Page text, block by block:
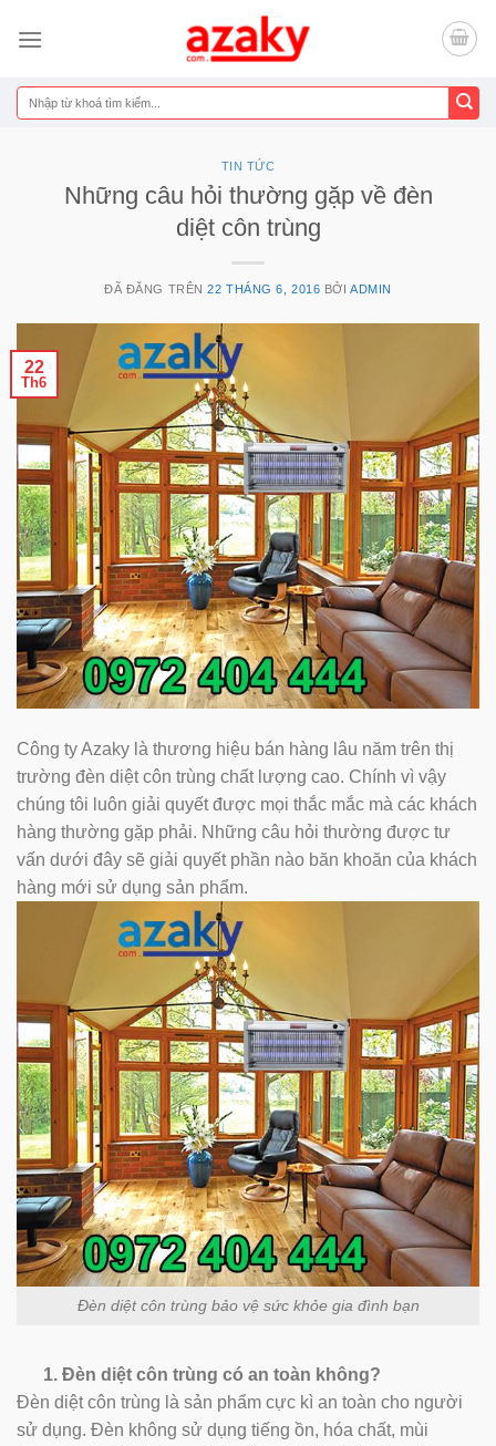
đến
dung
Tìm
kiếm:
TIN TỨC
Những câu hỏi thường gặp về đèn
diệt côn trùng
ĐÃ ĐĂNG TRÊN22 THÁNG 6, 2016 BỞIADMIN
22
Th6
Công ty Azaky là thương hiệu bán hàng lâu năm trên thị
trường đèn diệt côn trùng chất lượng cao. Chính vì vậy
chúng tôi luôn giải quyết được mọi thắc mắc mà các khách
hàng thường gặp phải. Những câu hỏi thường được tư
vấn dưới đây sẽ giải quyết phần nào băn khoăn của khách
hàng mới sử dụng sản phẩm.
Đèn diệt côn trùng bảo vệ sức khỏe gia đình bạn
1. Đèn diệt côn trùng có an toàn không?
Đèn diệt côn trùng là sản phẩm cực kì an toàn cho người
sử dụng. Đèn không sử dụng tiếng ồn, hóa chất, mùi